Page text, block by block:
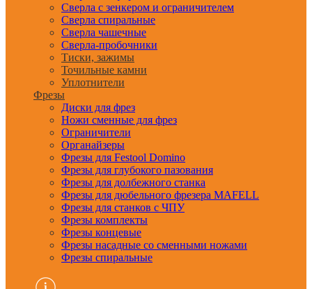
Сверла с зенкером и ограничителем
Сверла спиральные
Сверла чашечные
Сверла-пробочники
Тиски, зажимы
Точильные камни
Уплотнители
Фрезы
Диски для фрез
Ножи сменные для фрез
Ограничители
Органайзеры
Фрезы для Festool Domino
Фрезы для глубокого пазования
Фрезы для долбежного станка
Фрезы для дюбельного фрезера MAFELL
Фрезы для станков с ЧПУ
Фрезы комплекты
Фрезы концевые
Фрезы насадные со сменными ножами
Фрезы спиральные